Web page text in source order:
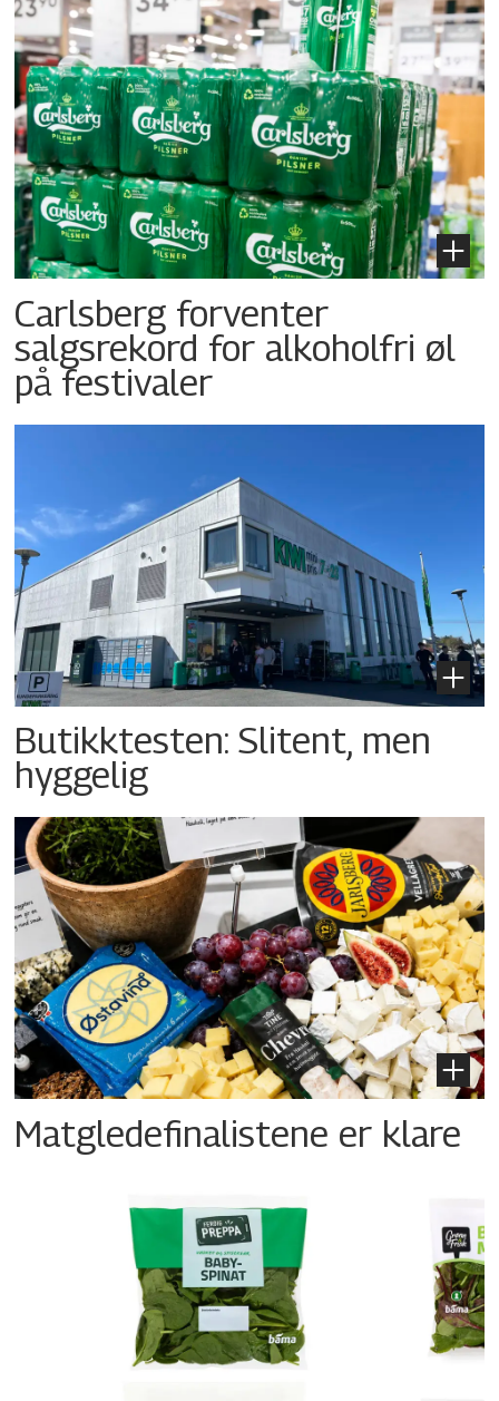
Carlsberg forventer
salgsrekord for alkoholfri øl
på festivaler
Butikktesten: Slitent, men
hyggelig
Matgledefinalistene er klare